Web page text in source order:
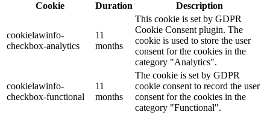
Cookie
Duration Description
cookielawinfo-
checkbox-analytics
11
months
This cookie is set by GDPR
Cookie Consent plugin. The
cookie is used to store the user
consent for the cookies in the
category "Analytics".
cookielawinfo-
checkbox-functional
11
months
The cookie is set by GDPR
cookie consent to record the user
consent for the cookies in the
category "Functional".